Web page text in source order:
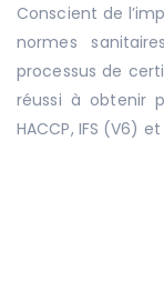
Conscient de
normes
processus de
réussi à obtenir
HACCP, IFS (V6) et